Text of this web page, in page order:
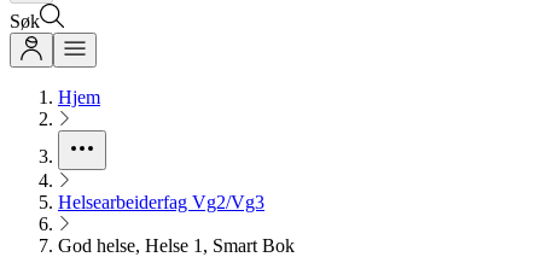
Søk
Hjem
Helsearbeiderfag Vg2/Vg3
God helse, Helse 1, Smart Bok